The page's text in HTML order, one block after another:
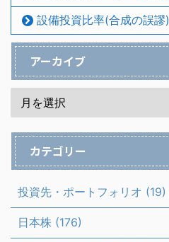
設備投資比率(合成の誤謬)
アーカイブ
カテゴリー
投資先・ポートフォリオ (19)
日本株 (176)